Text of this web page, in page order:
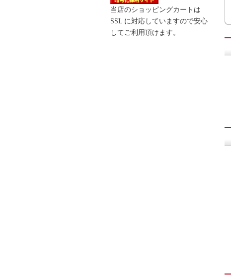
当店のショッピングカートは
SSL に対応していますので安心
してご利用頂けます。